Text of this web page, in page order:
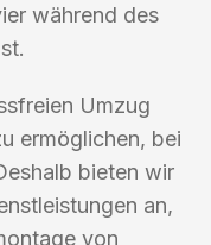
während des
Umzug
ermöglichen, bei
bieten wir
an,
von